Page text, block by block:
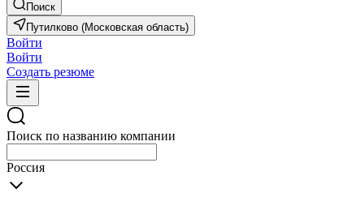
Поиск
Путилково (Московская область)
Войти
Войти
Создать резюме
Поиск по названию компании
Россия